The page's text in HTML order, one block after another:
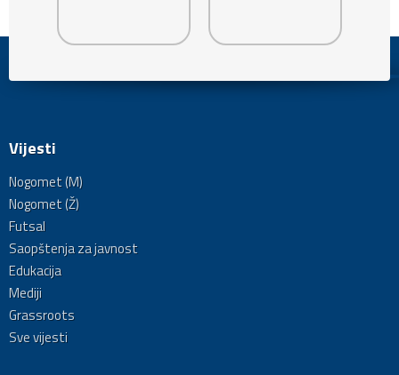
Vijesti
Nogomet (M)
Nogomet (Ž)
Futsal
Saopštenja za javnost
Edukacija
Mediji
Grassroots
Sve vijesti